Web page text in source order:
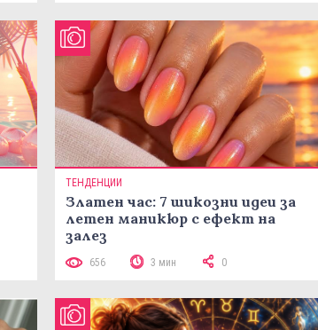
ТЕНДЕНЦИИ
Златен час: 7 шикозни идеи за
летен маникюр с ефект на
залез
656 3 мин 0